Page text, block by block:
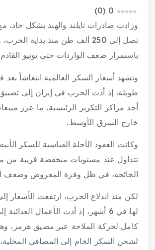
0
(
0
)
وزادت صادرات تايلند والهند بشكل حاد،
تصل إلى 250 ألف طن منذ بداية
باستمرار ضعف الواردات حتى يونيو
وتشهد أسعار السكر العالمية انتعاشاً بعد
طويلة، إذ أدت الحرب في إيران إلى
أحد مراكز التكرير الرئيسية، ما عزز
خارج الشرق الأوسط.
وكانت العقود الآجلة القياسية للسكر
تتداول عند مستويات منخفضة قريبة من
الجائحة، في ظل وفرة المعروض وضعف
لكن منذ اندلاع الحرب، ارتفعت الأسعار
لها في 6 أشهر، إذ أدت الأعمال
كامل لحركة الملاحة عبر مضيق هرمز،
لشحن السكر الخام إلى المصافي